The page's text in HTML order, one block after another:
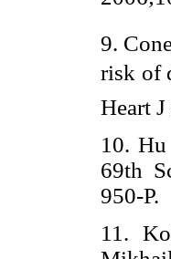
9.
risk of
Heart
10.
69th
950-P.
11.